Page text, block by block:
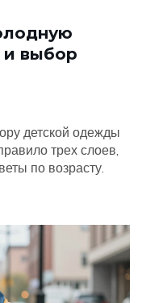
и выбор
детской одежды
трех слоев,
по возрасту.